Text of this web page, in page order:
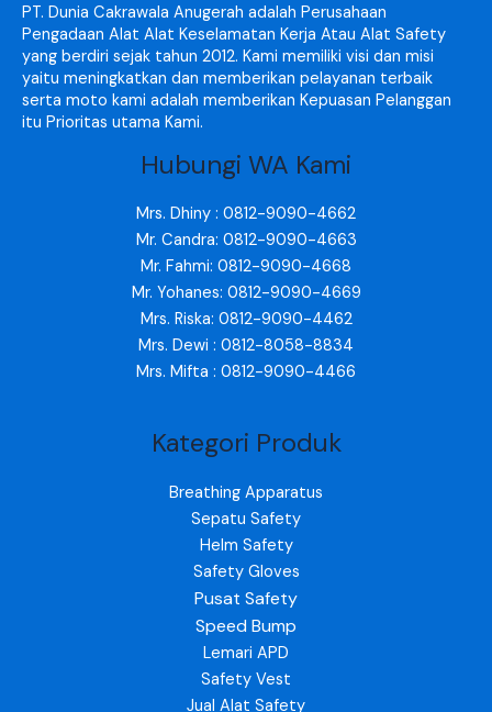
PT. Dunia Cakrawala Anugerah adalah Perusahaan
Pengadaan Alat Alat Keselamatan Kerja Atau Alat Safety
yang berdiri sejak tahun 2012. Kami memiliki visi dan misi
yaitu meningkatkan dan memberikan pelayanan terbaik
serta moto kami adalah memberikan Kepuasan Pelanggan
itu Prioritas utama Kami.
Hubungi WA Kami
Mrs. Dhiny : 0812-9090-4662
Mr. Candra: 0812-9090-4663
Mr. Fahmi: 0812-9090-4668
Mr. Yohanes: 0812-9090-4669
Mrs. Riska: 0812-9090-4462
Mrs. Dewi : 0812-8058-8834
Mrs. Mifta : 0812-9090-4466
Kategori Produk
Breathing Apparatus
Sepatu Safety
Helm Safety
Safety Gloves
Pusat Safety
Speed Bump
Lemari APD
Safety Vest
Jual Alat Safety